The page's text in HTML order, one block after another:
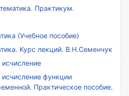
Практикум.
(Учебное пособие)
Курс лекций. В.Н.Семенчук
функции
Практическое пособие.